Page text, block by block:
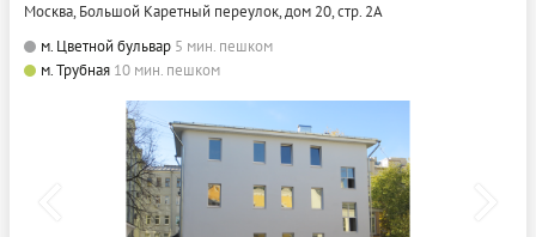
Москва, Большой Каретный переулок, дом 20, стр. 2А
м. Цветной бульвар 5 мин. пешком
м. Трубная 10 мин. пешком